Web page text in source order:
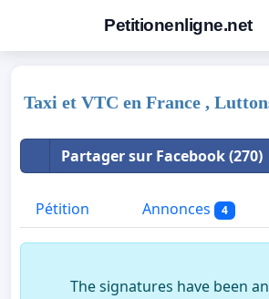
Petitionenligne.net
Taxi et VTC en France ,
Partager sur Facebook (270)
Pétition Annonces 4
The signatures have been